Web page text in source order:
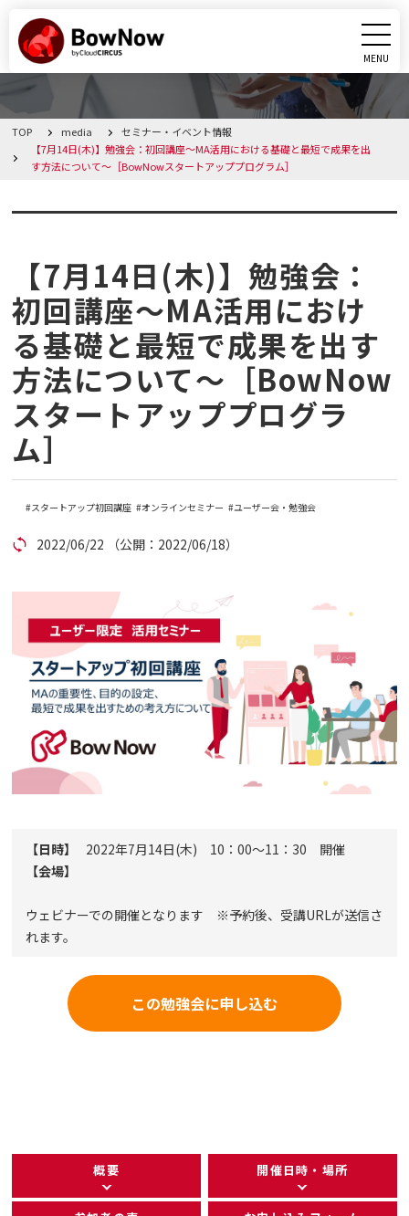
MENU
CLOSE
BowNowとは
料金・プラン
導入事例
メディア
コラム
資料ダウンロード
セミナー
お問い合わせ
代理店の方はこちら
マニュアルサイト
TOP media
セミナー・イベント情報
【7月14日(木)】勉強会：初回講座～MA活用における基礎と最短で成果を出
す方法について～［BowNowスタートアッププログラム］
セミナー・イベント情報
【7月14日(木)】勉強会：
初回講座～MA活用におけ
る基礎と最短で成果を出す
方法について～［BowNow
スタートアッププログラ
ム］
スタートアップ初回講座 オンラインセミナー ユーザー会・勉強会
2022/06/22 （公開：2022/06/18）
【日時】
2022年7月14日(木) 10：00～11：30 開催
【会場】
ウェビナーでの開催となります ※予約後、受講URLが送信さ
れます。
この勉強会に申し込む
概要 開催日時・場所